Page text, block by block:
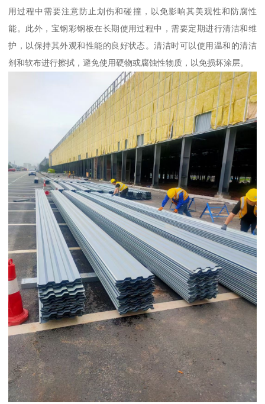
用过程中需要注意防止划伤和碰撞，以免影响其美观性和防腐性
能。此外，宝钢彩钢板在长期使用过程中，需要定期进行清洁和维
护，以保持其外观和性能的良好状态。清洁时可以使用温和的清洁
剂和软布进行擦拭，避免使用硬物或腐蚀性物质，以免损坏涂层。